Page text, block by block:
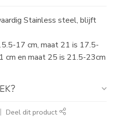
Stainless steel, blijft
17 cm, maat 21 is 17.5-
cm en maat 25 is 21.5-23cm
Deel dit product